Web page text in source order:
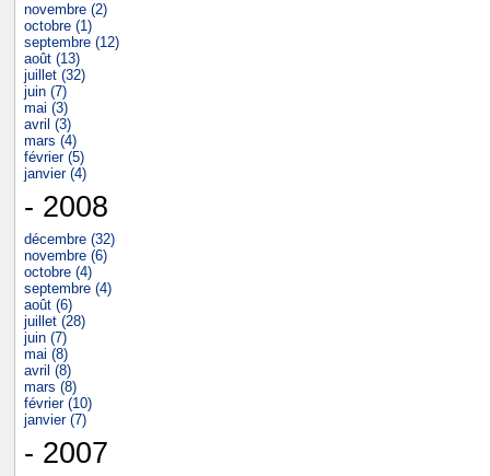
novembre (2)
octobre (1)
septembre (12)
août (13)
juillet (32)
juin (7)
mai (3)
avril (3)
mars (4)
février (5)
janvier (4)
- 2008
décembre (32)
novembre (6)
octobre (4)
septembre (4)
août (6)
juillet (28)
juin (7)
mai (8)
avril (8)
mars (8)
février (10)
janvier (7)
- 2007